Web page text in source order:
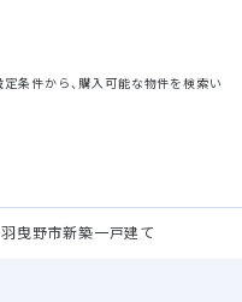
条件から、購入可能な物件を検索い
羽曳野市新築一戸建て